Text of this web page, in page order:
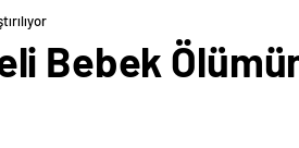
Bebek